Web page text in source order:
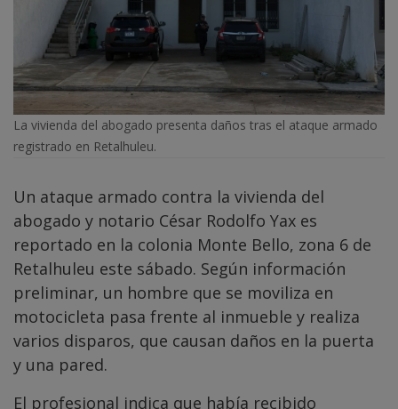
La vivienda del abogado presenta daños tras el ataque armado
registrado en Retalhuleu.
Un ataque armado contra la vivienda del
abogado y notario César Rodolfo Yax es
reportado en la colonia Monte Bello, zona 6 de
Retalhuleu este sábado. Según información
preliminar, un hombre que se moviliza en
motocicleta pasa frente al inmueble y realiza
varios disparos, que causan daños en la puerta
y una pared.
El profesional indica que había recibido